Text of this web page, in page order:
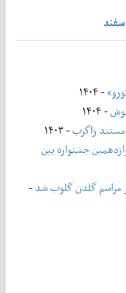
- ۱۴۰۴
- ۱۴۰۴
زاگرب- ۱۴۰۳
جشنواره بین
مراسم گلدن گلوب شد-